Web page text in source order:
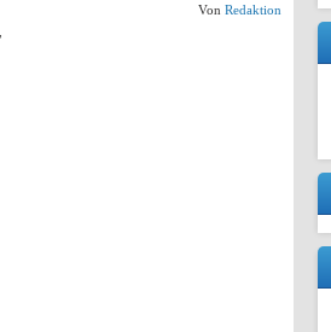
Von Redaktion